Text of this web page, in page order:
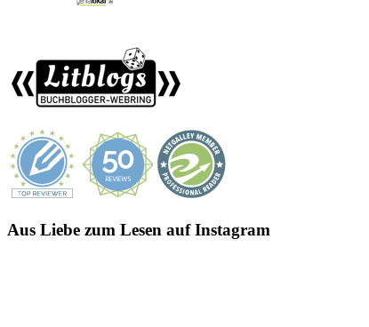
Aus Liebe zum Lesen auf Instagram